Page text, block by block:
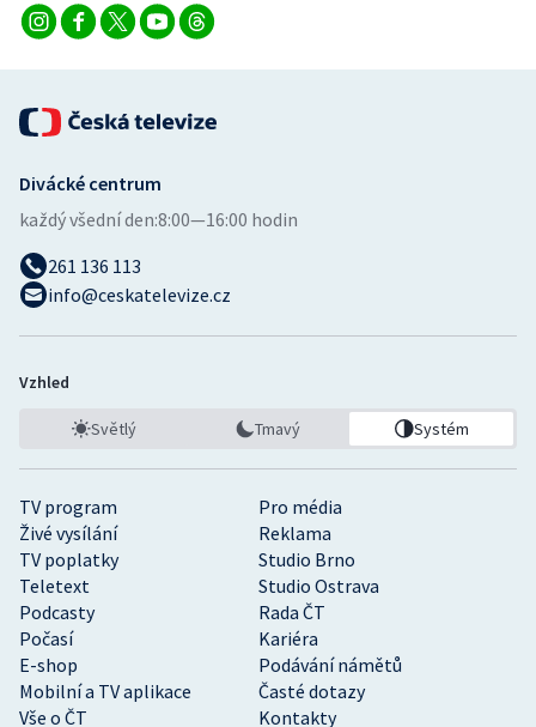
TV program
Pro média
Živé vysílání
Reklama
TV poplatky
Studio Brno
Teletext
Studio Ostrava
Podcasty
Rada ČT
Počasí
Kariéra
E-shop
Podávání námětů
Mobilní a TV aplikace
Časté dotazy
Vše o ČT
Kontakty
Divácké centrum
každý všední den:8:00—16:00 hodin
261 136 113
info@ceskatelevize.cz
Vzhled
Světlý Tmavý Systém